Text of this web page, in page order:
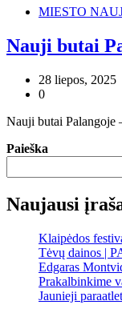
MIESTO
Nauji butai
28 liepos, 2025
0
Nauji butai Palangoje
Paieška
Naujausi
Klaipėdos
Tėvų dainos |
Edgaras
Prakalbinkime
Jaunieji